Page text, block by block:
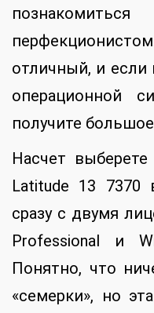
отличный, и если
операционной
получите
Насчет
Latitude 13 7370
сразу с двумя
Professional и
Понятно, что
«семерки», но